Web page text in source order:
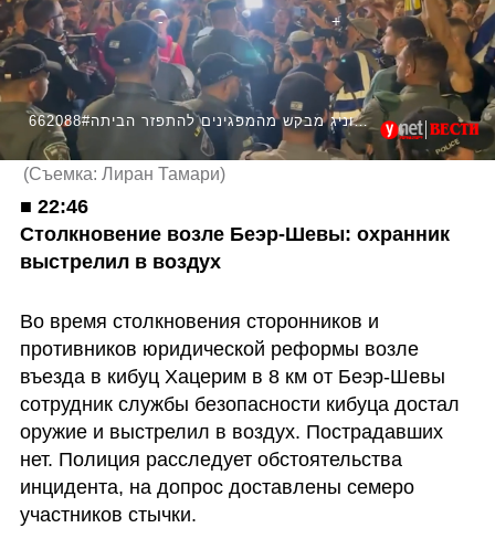
662088#מפקד זרוע במג"ב סנ"צ ברוך הוניג מבקש מהמפגינים להתפזר הביתה
(Съемка: Лиран Тамари)
■ 22:46
Столкновение возле Беэр-Шевы: охранник
выстрелил в воздух
Во время столкновения сторонников и
противников юридической реформы возле
въезда в кибуц Хацерим в 8 км от Беэр-Шевы
сотрудник службы безопасности кибуца достал
оружие и выстрелил в воздух. Пострадавших
нет. Полиция расследует обстоятельства
инцидента, на допрос доставлены семеро
участников стычки.